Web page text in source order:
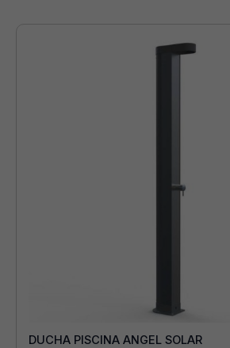
DUCHA PISCINA ANGEL SOLAR